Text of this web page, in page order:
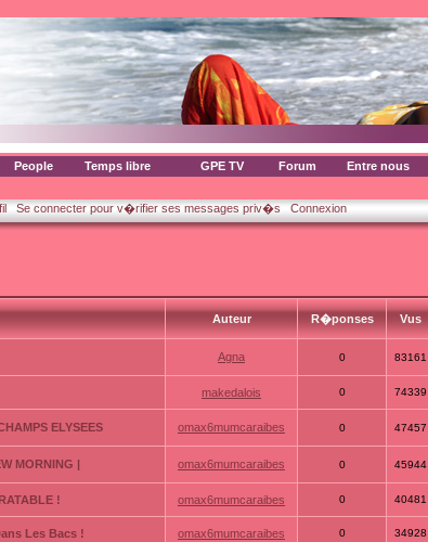
People Temps libre GPE TV Forum Entre nous
Se connecter pour v�rifier ses messages priv�s Connexion
Auteur R�ponses Vus
Agna 0 83161
makedalois 0 74339
ELYSEES omax6mumcaraibes 0 47457
MORNING | omax6mumcaraibes 0 45944
! omax6mumcaraibes 0 40481
Les Bacs ! omax6mumcaraibes 0 34928